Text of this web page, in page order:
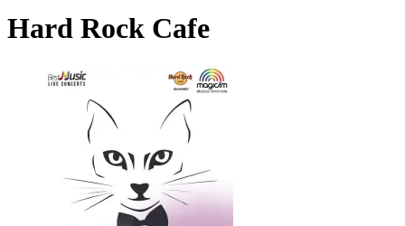
Hard Rock Cafe